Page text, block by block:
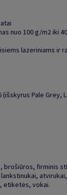
nuo 100 g/m2 iki
lazeriniams ir
Pale Grey,
brošiūros, firminis
etiketės, vokai.